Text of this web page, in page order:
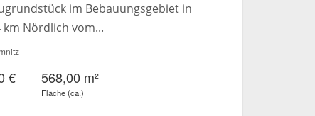
im Bebauungsgebiet in
km Nördlich vom...
€ 568,00 m²
Fläche (ca.)